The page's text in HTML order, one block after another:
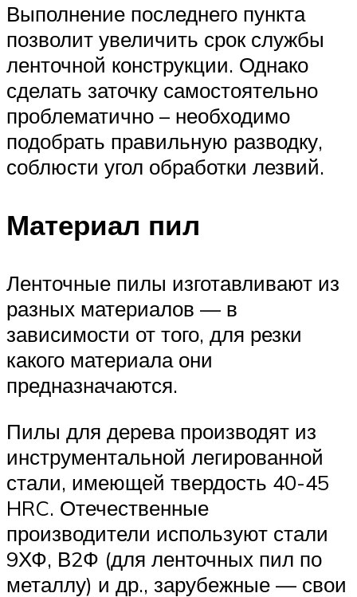
Выполнение последнего пункта
позволит увеличить срок службы
ленточной конструкции. Однако
сделать заточку самостоятельно
проблематично – необходимо
подобрать правильную разводку,
соблюсти угол обработки лезвий.
Материал пил
Ленточные пилы изготавливают из
разных материалов — в
зависимости от того, для резки
какого материала они
предназначаются.
Пилы для дерева производят из
инструментальной легированной
стали, имеющей твердость 40-45
HRC. Отечественные
производители используют стали
9ХФ, В2Ф (для ленточных пил по
металлу) и др., зарубежные — свои